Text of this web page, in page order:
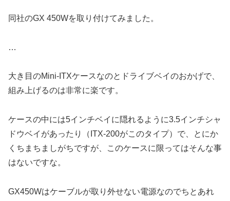
同社のGX 450Wを取り付けてみました。
…
大き目のMini-ITXケースなのとドライブベイのおかげで、
組み上げるのは非常に楽です。
ケースの中には5インチベイに隠れるように3.5インチシャ
ドウベイがあったり（ITX-200がこのタイプ）で、とにか
くちまちましがちですが、このケースに限ってはそんな事
はないですな。
GX450Wはケーブルが取り外せない電源なのでちとあれ